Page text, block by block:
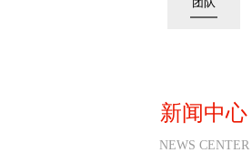
新闻中心
NEWS CENTER